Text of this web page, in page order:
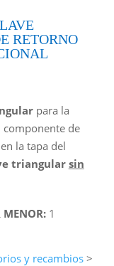
RETORNO
para la
componente de
la tapa del
triangular sin
MENOR: 1
y recambios>